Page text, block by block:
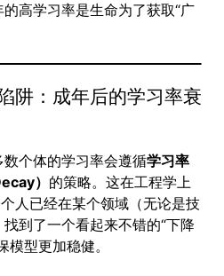
高学习率是生命为了获取“广
阱：成年后的学习率衰
个体的学习率会遵循学习率
） 的策略。这在工程学上
人已经在某个领域（无论是技
到了一个看起来不错的“下降
模型更加稳健。